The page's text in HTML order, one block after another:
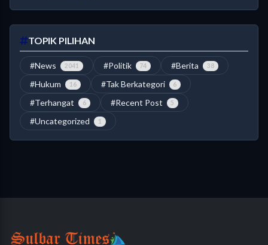
TOPIK PILIHAN
#News 2041 #Politik 74 #Berita 38
#Hukum 16 #Tak Berkategori 6
#Terhangat 6 #Recent Post 5
#Uncategorized 1